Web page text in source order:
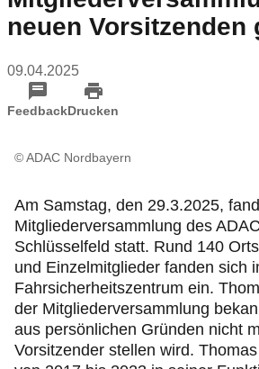
Fahrsicherheitstrainings
Produkte
Über uns
neuen Vorsitzenden
09.04.2025
FeedbackDrucken
© ADAC Nordbayern
Am Samstag, den 29.3.2025,
Mitgliederversammlung des
Schlüsselfeld statt. Rund 140
und Einzelmitglieder fanden sich
Fahrsicherheitszentrum ein.
der Mitgliederversammlung
aus persönlichen Gründen nicht
Vorsitzender stellen wird.